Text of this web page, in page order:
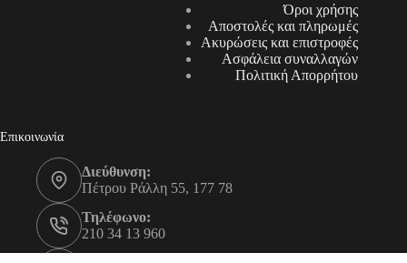
Όροι χρήσης
Αποστολές και πληρωμές
Ακυρώσεις και επιστροφές
Ασφάλεια συναλλαγών
Πολιτική Απορρήτου
Επικοινωνία
Διεύθυνση:
Πέτρου Ράλλη 55, 177 78
Τηλέφωνο:
210 34 13 960